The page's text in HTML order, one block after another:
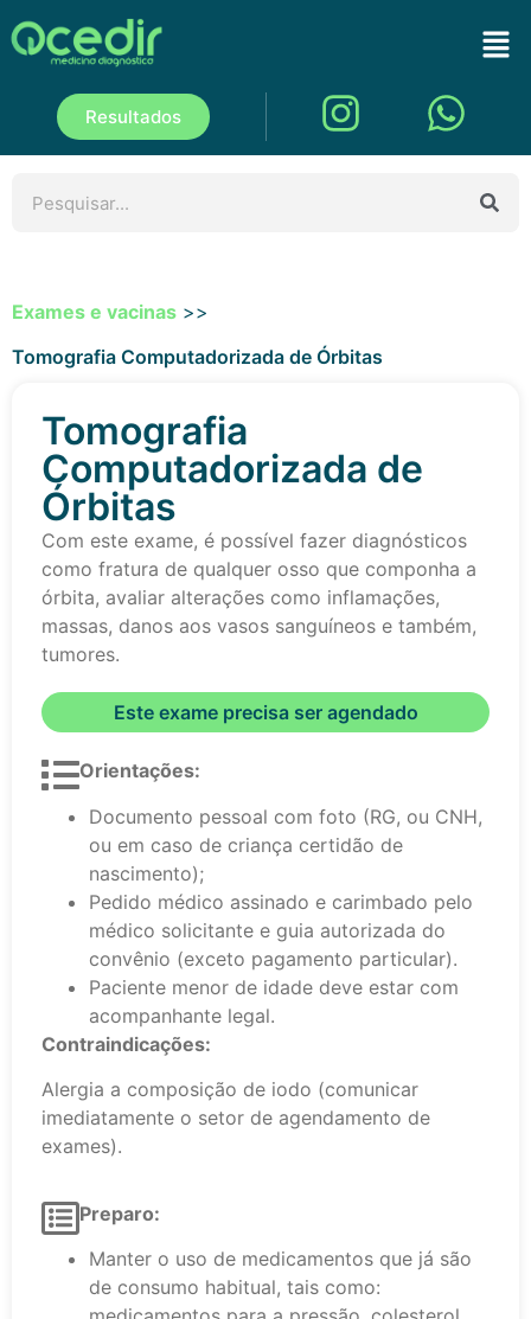
Resultados
Exames e vacinas >>
Tomografia Computadorizada de Órbitas
Tomografia
Computadorizada de
Órbitas
Com este exame, é possível fazer diagnósticos
como fratura de qualquer osso que componha a
órbita, avaliar alterações como inflamações,
massas, danos aos vasos sanguíneos e também,
tumores.
Este exame precisa ser agendado
Orientações:
Documento pessoal com foto (RG, ou CNH,
ou em caso de criança certidão de
nascimento);
Pedido médico assinado e carimbado pelo
médico solicitante e guia autorizada do
convênio (exceto pagamento particular).
Paciente menor de idade deve estar com
acompanhante legal.
Contraindicações:
Alergia a composição de iodo (comunicar
imediatamente o setor de agendamento de
exames).
Preparo:
Manter o uso de medicamentos que já são
de consumo habitual, tais como: